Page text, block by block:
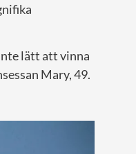
lätt att vinna
Mary, 49.